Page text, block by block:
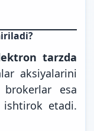
tarzda
aksiyalarini
brokerlar esa
ishtirok etadi.